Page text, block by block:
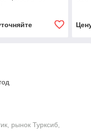
рынок Турксиб,